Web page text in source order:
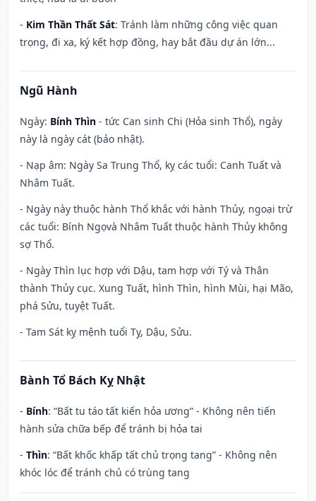
- Kim Thần Thất Sát: Tránh làm những công việc quan
trọng, đi xa, ký kết hợp đồng, hay bắt đầu dự án lớn...
Ngũ Hành
Ngày: Bính Thìn - tức Can sinh Chi (Hỏa sinh Thổ), ngày
này là ngày cát (bảo nhật).
- Nạp âm: Ngày Sa Trung Thổ, kỵ các tuổi: Canh Tuất và
Nhâm Tuất.
- Ngày này thuộc hành Thổ khắc với hành Thủy, ngoại trừ
các tuổi: Bính Ngọvà Nhâm Tuất thuộc hành Thủy không
sợ Thổ.
- Ngày Thìn lục hợp với Dậu, tam hợp với Tý và Thân
thành Thủy cục. Xung Tuất, hình Thìn, hình Mùi, hại Mão,
phá Sửu, tuyệt Tuất.
- Tam Sát kỵ mệnh tuổi Tỵ, Dậu, Sửu.
Bành Tổ Bách Kỵ Nhật
- Bính: “Bất tu táo tất kiến hỏa ương” - Không nên tiến
hành sửa chữa bếp để tránh bị hỏa tai
- Thìn: “Bất khốc khấp tất chủ trọng tang” - Không nên
khóc lóc để tránh chủ có trùng tang